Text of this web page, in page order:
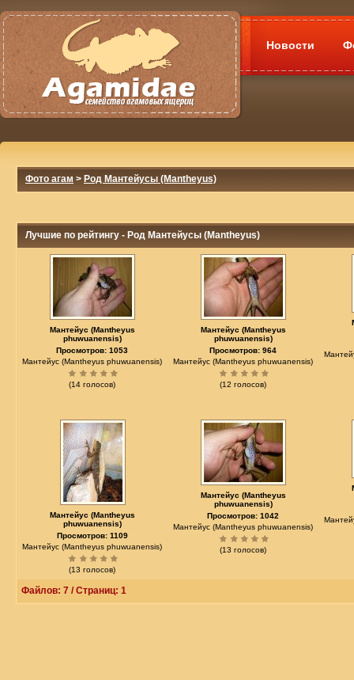
Новости
Фото агам > Род Мантейусы (Mantheyus)
Лучшие по рейтингу - Род Мантейусы (Mantheyus)
Мантейус (Mantheyus
phuwuanensis)
Просмотров: 1053
Мантейус (Mantheyus phuwuanensis)
(14 голосов)
Мантейус (Mantheyus
phuwuanensis)
Просмотров: 964
Мантейус (Mantheyus phuwuanensis)
(12 голосов)
Мантейус (Mantheyus
phuwuanensis)
Просмотров: 1109
Мантейус (Mantheyus phuwuanensis)
(13 голосов)
Мантейус (Mantheyus
phuwuanensis)
Просмотров: 1042
Мантейус (Mantheyus phuwuanensis)
(13 голосов)
Файлов: 7 / Страниц: 1